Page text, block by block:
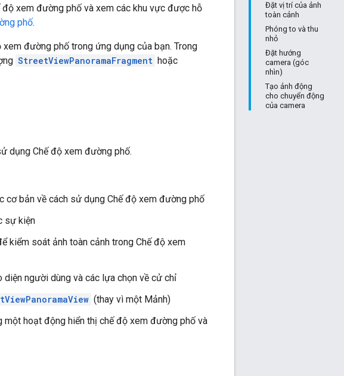
Đặt vị trí của ảnh
toàn cảnh
Phóng to và thu
nhỏ
Đặt hướng
camera (góc
nhìn)
Tạo ảnh động
cho chuyển động
của camera
xem đường phố và xem các khu vực được hỗ
phố.
xem đường phố trong ứng dụng của bạn. Trong
StreetViewPanoramaFragment hoặc
dụng Chế độ xem đường phố.
cơ bản về cách sử dụng Chế độ xem đường phố
sự kiện
kiểm soát ảnh toàn cảnh trong Chế độ xem
diện người dùng và các lựa chọn về cử chỉ
(thay vì một Mảnh)
một hoạt động hiển thị chế độ xem đường phố và